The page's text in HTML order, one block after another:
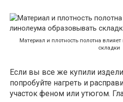
Материал и плотность полотна
складки
Если вы все же купили
попробуйте нагреть и
участок феном или утюгом.